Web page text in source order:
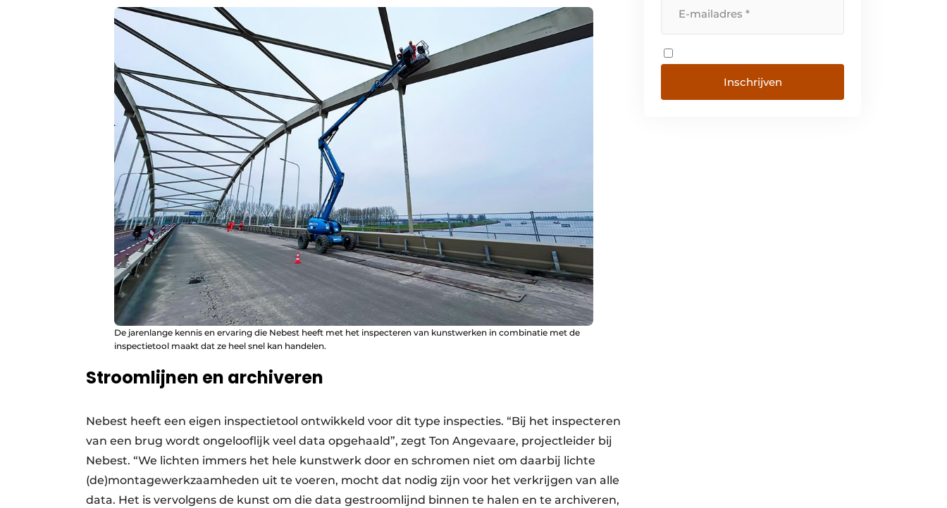
De jarenlange kennis en ervaring die Nebest heeft met het inspecteren van kunstwerken in combinatie met de
inspectietool maakt dat ze heel snel kan handelen.
Stroomlijnen en archiveren
Nebest heeft een eigen inspectietool ontwikkeld voor dit type inspecties. “Bij het inspecteren
van een brug wordt ongelooflijk veel data opgehaald”, zegt Ton Angevaare, projectleider bij
Nebest. “We lichten immers het hele kunstwerk door en schromen niet om daarbij lichte
(de)montagewerkzaamheden uit te voeren, mocht dat nodig zijn voor het verkrijgen van alle
data. Het is vervolgens de kunst om die data gestroomlijnd binnen te halen en te archiveren,
Inschrijven